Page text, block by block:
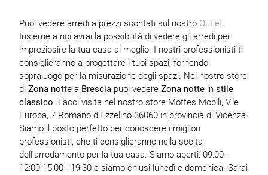
Puoi vedere arredi a prezzi scontati sul nostro Outlet.
Insieme a noi avrai la possibilità di vedere gli arredi per
impreziosire la tua casa al meglio. I nostri professionisti ti
consiglieranno a progettare i tuoi spazi, fornendo
sopraluogo per la misurazione degli spazi. Nel nostro store
di Zona nottea Bresciapuoi vedere Zona nottein stile
classico. Facci visita nel nostro store Mottes Mobili, V.le
Europa, 7 Romano d'Ezzelino 36060 in provincia di Vicenza.
Siamo il posto perfetto per conoscere i migliori
professionisti, che ti consiglieranno nella scelta
dell'arredamento per la tua casa. Siamo aperti: 09:00 -
12:00 15:00 - 19:30 e siamo chiusi lunedì e domenica. Sarai